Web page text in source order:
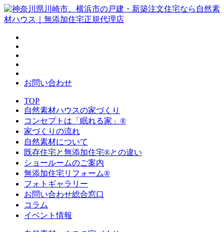
お問い合わせ
TOP
自然素材ハウスの家づくり
コンセプトは「眠れる家」®
家づくりの流れ
自然素材について
既存住宅と無添加住宅®との違い
ショールームのご案内
無添加住宅リフォーム®
フォトギャラリー
お問い合わせ総合窓口
コラム
イベント情報